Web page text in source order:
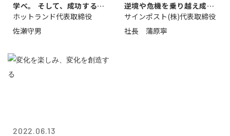
学べ。 そして、成功するま
で挑戦し続...
ホットランド代表取締役
佐瀬守男
逆境や危機を乗り越え成長
する
サインポスト(株)代表取締役
社長 蒲原寧
2022.06.13